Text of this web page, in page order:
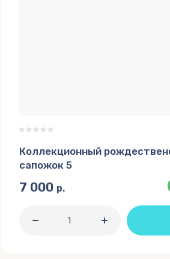
Коллекционный
сапожок 5
7 000 р.